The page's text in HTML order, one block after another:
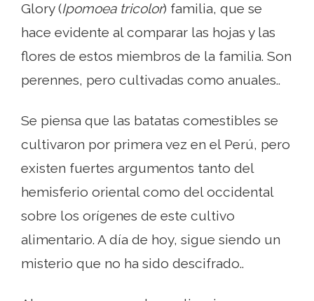
Glory (Ipomoea tricolor) familia, que se
hace evidente al comparar las hojas y las
flores de estos miembros de la familia. Son
perennes, pero cultivadas como anuales..
Se piensa que las batatas comestibles se
cultivaron por primera vez en el Perú, pero
existen fuertes argumentos tanto del
hemisferio oriental como del occidental
sobre los orígenes de este cultivo
alimentario. A día de hoy, sigue siendo un
misterio que no ha sido descifrado..